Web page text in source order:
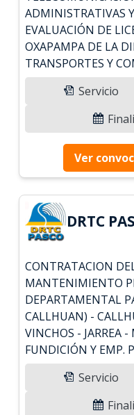
ADMINISTRATIVAS
EVALUACIÓN DE
OXAPAMPA DE LA
TRANSPORTES Y
Servicio
Ver
DRTC
CONTRATACION
MANTENIMIENTO
DEPARTAMENTAL
CALLHUAN) -
VINCHOS - JARREA
FUNDICIÓN Y EMP.
Servicio